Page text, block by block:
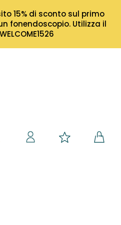
15% di sconto sul primo
fonendoscopio. Utilizza il